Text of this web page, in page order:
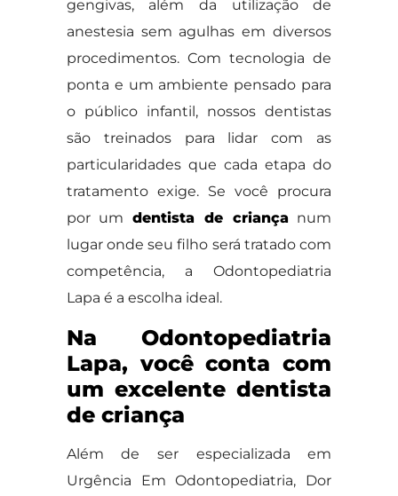
gengivas, além da utilização de
anestesia sem agulhas em diversos
procedimentos. Com tecnologia de
ponta e um ambiente pensado para
o público infantil, nossos dentistas
são treinados para lidar com as
particularidades que cada etapa do
tratamento exige. Se você procura
por umdentista de criançanum
lugar onde seu filho será tratado com
competência, a Odontopediatria
Lapa é a escolha ideal.
Na Odontopediatria
Lapa, você conta com
um excelente dentista
de criança
Além de ser especializada em
Urgência Em Odontopediatria, Dor